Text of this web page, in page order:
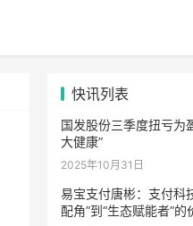
快讯列表
国发股份三季度扭亏为
大健康”
2025年10月31日
易宝支付唐彬：支付科
配角”到“生态赋能者”的